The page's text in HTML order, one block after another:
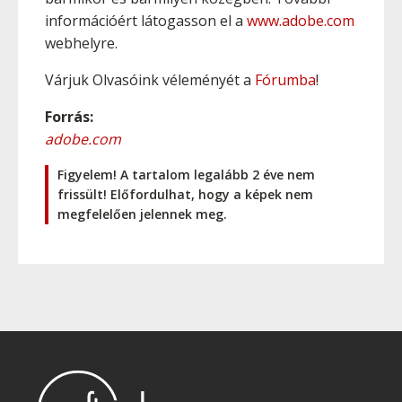
információért látogasson el a www.adobe.com
webhelyre.
Várjuk Olvasóink véleményét a Fórumba!
Forrás:
adobe.com
Figyelem! A tartalom legalább 2 éve nem
frissült! Előfordulhat, hogy a képek nem
megfelelően jelennek meg.